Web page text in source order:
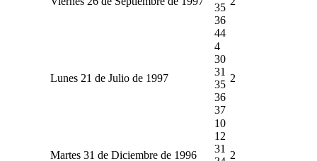
35
36
44
Lunes 21 de Julio de 1997
4
30
31
35
36
37
2
Martes 31 de Diciembre de 1996
10
12
31
2